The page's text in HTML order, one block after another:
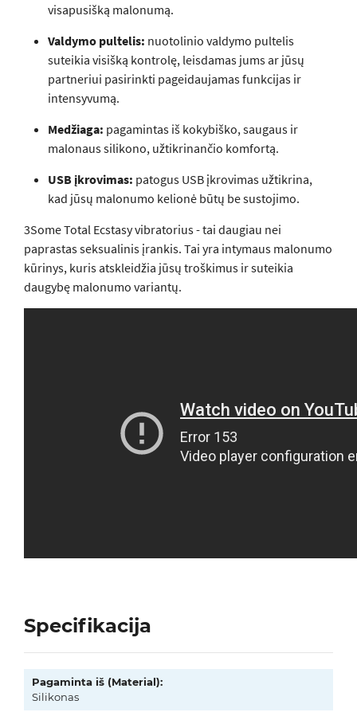
visapusišką malonumą.
Valdymo pultelis: nuotolinio valdymo pultelis
suteikia visišką kontrolę, leisdamas jums ar jūsų
partneriui pasirinkti pageidaujamas funkcijas ir
intensyvumą.
Medžiaga: pagamintas iš kokybiško, saugaus ir
malonaus silikono, užtikrinančio komfortą.
USB įkrovimas: patogus USB įkrovimas užtikrina,
kad jūsų malonumo kelionė būtų be sustojimo.
3Some Total Ecstasy vibratorius - tai daugiau nei
paprastas seksualinis įrankis. Tai yra intymaus malonumo
kūrinys, kuris atskleidžia jūsų troškimus ir suteikia
daugybę malonumo variantų.
Specifikacija
Pagaminta iš (Material):
Silikonas